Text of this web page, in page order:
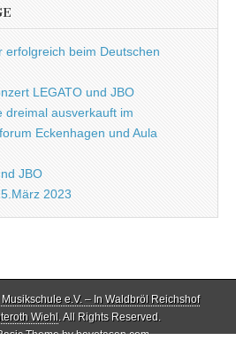
erfolgreich beim Deutschen
LEGATO und JBO
dreimal ausverkauft im
Eckenhagen und Aula
JBO
2023
e.V. – In Waldbröl Reichshof
Wiehl. All Rights Reserved.
Theme bybavotasan.com.